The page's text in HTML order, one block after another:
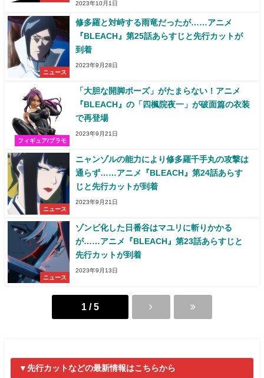
2023年10月1日
ニュース
修多羅と対峙する雨竜だったが……アニメ
『BLEACH』第25話あらすじと先行カットが
到着
2023年9月28日
フィギュア/プラモ
「大胆な開脚ポーズ」がたまらない！アニメ
『BLEACH』の「四楓院夜一」が破面篇の衣装
で再登場
2023年9月21日
ニュース
ニャンゾルの能力により修多羅千手丸の攻撃は
通らず……アニメ『BLEACH』第24話あらす
じと先行カットが到着
2023年9月21日
ニュース
ゾンビ化した⽇番⾕はマユリに斬りかかる
が……アニメ『BLEACH』第23話あらすじと
先行カットが到着
2023年9月13日
1 / 5
▼先行カットなどの最新情報はこちらから